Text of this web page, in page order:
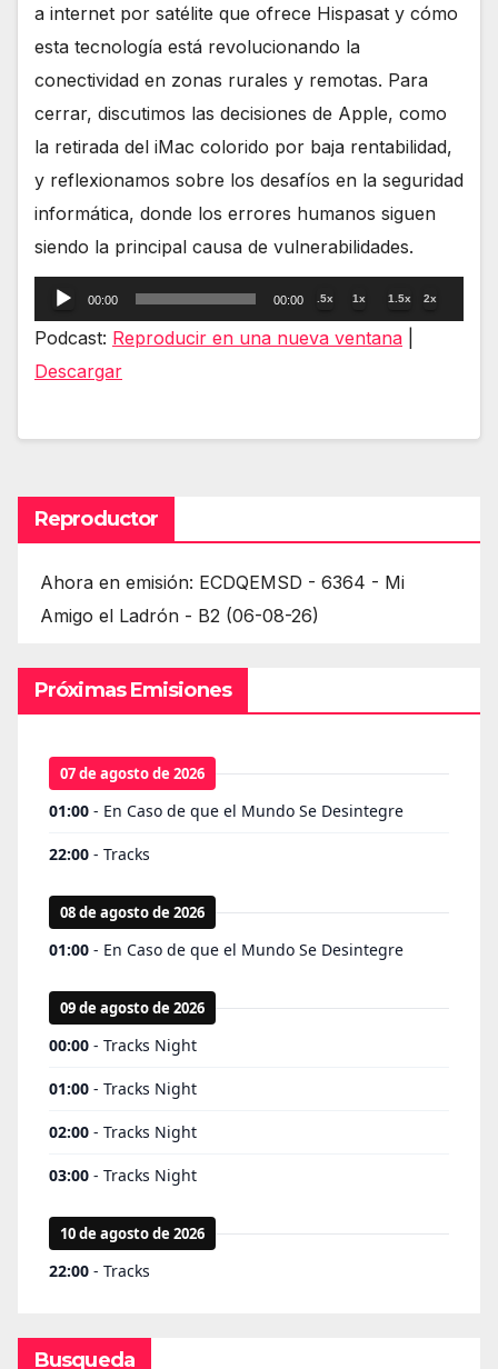
a internet por satélite que ofrece Hispasat y cómo
esta tecnología está revolucionando la
conectividad en zonas rurales y remotas. Para
cerrar, discutimos las decisiones de Apple, como
la retirada del iMac colorido por baja rentabilidad,
y reflexionamos sobre los desafíos en la seguridad
informática, donde los errores humanos siguen
siendo la principal causa de vulnerabilidades.
Reproductor
de
audio
00:00 00:00 .5x 1x 1.5x 2x
Podcast: Reproducir en una nueva ventana
Descargar
Reproductor
Ahora en emisión: ECDQEMSD - 6364 - Mi
Amigo el Ladrón - B2 (06-08-26)
Próximas Emisiones
Busqueda